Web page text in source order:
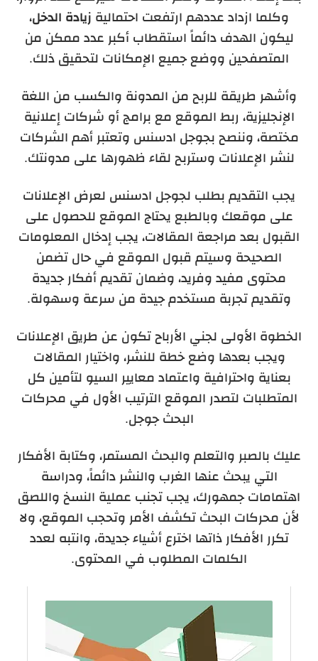
وكلما ازداد عددهم ارتفعت احتمالية زيادة الدخل،
ليكون الهدف دائماً استقطاب أكبر عدد ممكن من
المتصفحين ووضع جميع الإمكانات لتحقيق ذلك.
وأشهر طريقة للربح من المدونة والكسب من اللغة
الإنجليزية، ربط الموقع مع برامج أو شركات إعلانية
مختصة، وننصح بجوجل ادسنس وتعتبر أهم الشركات
لنشر الإعلانات وستربح لقاء ظهورها على مدونتك.
يجب التقديم بطلب لجوجل ادسنس لعرض الإعلانات
على موقعك وبالطبع يحتاج الموقع للحصول على
القبول بعد مراجعة المقالات، يجب إدخال المعلومات
الصحيحة وسيتم قبول الموقع في حال تضمن
محتوى مفيد وفريد، وضمان تقديم أفكار جديدة
وتقديم تجربة مستخدم جيدة من سرعة وسهولة.
الخطوة الأولى لجني الأرباح تكون عن طريق الإعلانات
ويجب بعدها وضع خطة للنشر، واختيار المقالات
بعناية واحترافية واعتماد معايير السيو لتأمين كل
المتطلبات لتصدر الموقع الترتيب الأول في محركات
البحث جوجل.
عليك بالصبر والتعلم والبحث المستمر، وكتابة الأفكار
التي يبحث عنها الغرب والنشر دائماً، ودراسة
اهتمامات جمهورك، يجب تجنب عملية النسخ واللصق
لأن محركات البحث تكشف الأمر وتحجب الموقع، ولا
تكرر الأفكار ذاتها اخترع أشياء جديدة، وانتبه لعدد
الكلمات المطلوب في المحتوى.